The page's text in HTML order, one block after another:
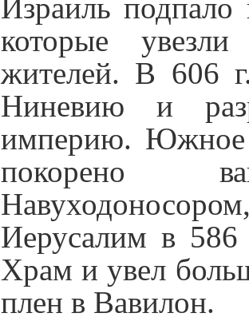
Израиль подпало
которые
жителей. В 606
Ниневию и
империю. Южное
покорено
Иерусалим в
Храм и увел
плен в Вавилон.